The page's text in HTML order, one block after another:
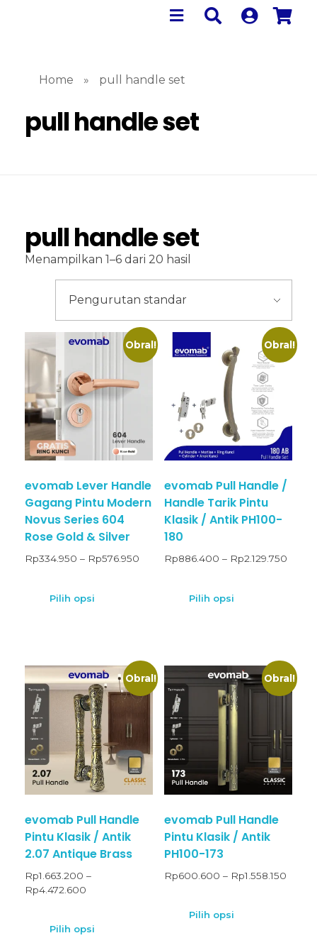
Home » pull handle set
pull handle set
pull handle set
Menampilkan 1–6 dari 20 hasil
Obral!
evomab Lever Handle
Gagang Pintu Modern
Novus Series 604
Rose Gold & Silver
Rp334.950 – Rp576.950
Pilih opsi
Obral!
evomab Pull Handle /
Handle Tarik Pintu
Klasik / Antik PH100-
180
Rp886.400 – Rp2.129.750
Pilih opsi
Obral!
evomab Pull Handle
Pintu Klasik / Antik
2.07 Antique Brass
Rp1.663.200 –
Rp4.472.600
Pilih opsi
Obral!
evomab Pull Handle
Pintu Klasik / Antik
PH100-173
Rp600.600 – Rp1.558.150
Pilih opsi